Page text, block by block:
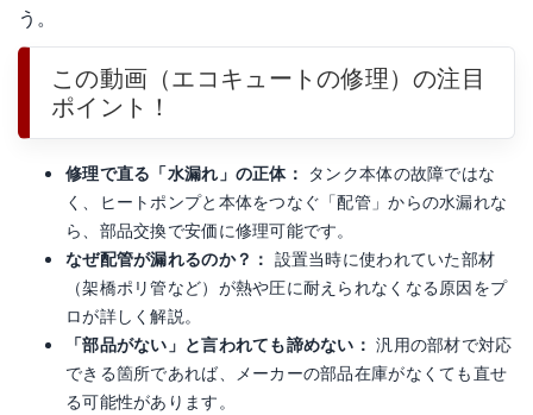
う。
この動画（エコキュートの修理）の注目
ポイント！
修理で直る「水漏れ」の正体： タンク本体の故障ではな
く、ヒートポンプと本体をつなぐ「配管」からの水漏れな
ら、部品交換で安価に修理可能です。
なぜ配管が漏れるのか？： 設置当時に使われていた部材
（架橋ポリ管など）が熱や圧に耐えられなくなる原因をプ
ロが詳しく解説。
「部品がない」と言われても諦めない： 汎用の部材で対応
できる箇所であれば、メーカーの部品在庫がなくても直せ
る可能性があります。